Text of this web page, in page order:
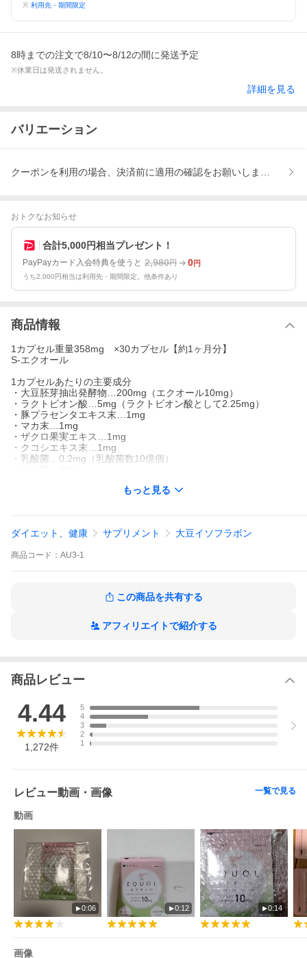
※ 利用先・期間限定
8時までの注文で8/10〜8/12の間に発送予定
※休業日は発送されません。
詳細を見る
バリエーション
クーポンを利用の場合、決済前に適用の確認をお願いします。、
おトクなお知らせ
合計5,000円相当プレゼント！
PayPayカード入会特典を使うと 2,980円 0円
うち2,000円相当は利用先・期間限定。他条件あり
商品情報
1カプセル重量358mg ×30カプセル【約1ヶ月分】
S-エクオール
1カプセルあたりの主要成分
・大豆胚芽抽出発酵物…200mg（エクオール10mg）
・ラクトビオン酸…5mg（ラクトビオン酸として2.25mg）
・豚プラセンタエキス末…1mg
・マカ末…1mg
・ザクロ果実エキス…1mg
・クコシエキス末…1mg
・乳酸菌…0.2mg（乳酸菌数10億個）
・ヘマトコッカス藻色素…1mg（アスタキサンチン0.01mg）
・ローヤルゼリー末…1mg
実、アサ種子、ナツメ果実、ダイダイ果実、ショウガ、カンゾ
もっと見る
ダイエット、健康 サプリメント 大豆イソフラボン
商品 コード： AU3-1
この商品を共有する
アフィリエイトで紹介する
商品レビュー
4.44
1,272件
5
4
3
2
1
レビュー動画・画像 一覧で見る
動画
0:06 0:12 0:14
画像